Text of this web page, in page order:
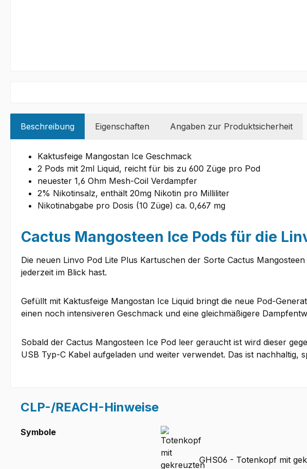
Beschreibung Eigenschaften Angaben zur Produktsicherheit
Kaktusfeige Mangostan Ice Geschmack
2 Pods mit 2ml Liquid, reicht für bis zu 600 Züge pro Pod
neuester 1,6 Ohm Mesh-Coil Verdampfer
2% Nikotinsalz, enthält 20mg Nikotin pro Milliliter
Nikotinabgabe pro Dosis (10 Züge) ca. 0,667 mg
Cactus Mangosteen Ice Pods für die
Die neuen Linvo Pod Lite Plus Kartuschen der Sorte Cactus
jederzeit im Blick hast.
Gefüllt mit Kaktusfeige Mangostan Ice Liquid bringt die neue Pod-
einen noch intensiveren Geschmack und eine gleichmäßigere
Sobald der Cactus Mangosteen Ice Pod leer geraucht ist wird dieser
USB Typ-C Kabel aufgeladen und weiter verwendet. Das ist nachhaltig,
CLP-/REACH-Hinweise
Symbole
GHS06 - Totenkopf mit